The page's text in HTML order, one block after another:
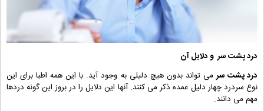
درد پشت سر و دلایل آن
درد پشت سرمی تواند بدون هیچ دلیلی به وجود آید. با این همه اطبا برای این
نوع سردرد چهار دلیل عمده ذکر می کنند. آنها این دلایل را در بروز این گونه دردها
مهم می دانند.